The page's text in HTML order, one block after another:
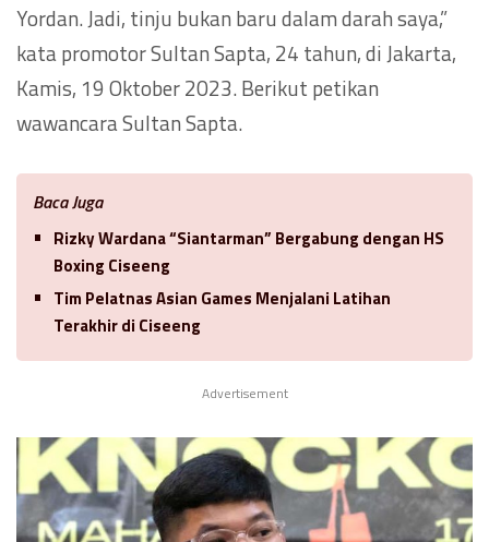
Yordan. Jadi, tinju bukan baru dalam darah saya,”
kata promotor Sultan Sapta, 24 tahun, di Jakarta,
Kamis, 19 Oktober 2023. Berikut petikan
wawancara Sultan Sapta.
Baca Juga
Rizky Wardana “Siantarman” Bergabung dengan HS
Boxing Ciseeng
Tim Pelatnas Asian Games Menjalani Latihan
Terakhir di Ciseeng
Advertisement